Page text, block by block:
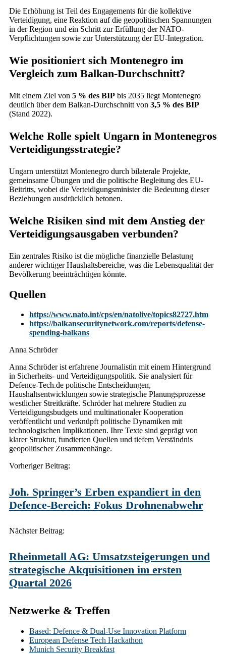
Die Erhöhung ist Teil des Engagements für die kollektive
Verteidigung, eine Reaktion auf die geopolitischen Spannungen
in der Region und ein Schritt zur Erfüllung der NATO-
Verpflichtungen sowie zur Unterstützung der EU-Integration.
Wie positioniert sich Montenegro im
Vergleich zum Balkan-Durchschnitt?
Mit einem Ziel von 5 % des BIP bis 2035 liegt Montenegro
deutlich über dem Balkan-Durchschnitt von 3,5 % des BIP
(Stand 2022).
Welche Rolle spielt Ungarn in Montenegros
Verteidigungsstrategie?
Ungarn unterstützt Montenegro durch bilaterale Projekte,
gemeinsame Übungen und die politische Begleitung des EU-
Beitritts, wobei die Verteidigungsminister die Bedeutung dieser
Beziehungen ausdrücklich betonen.
Welche Risiken sind mit dem Anstieg der
Verteidigungsausgaben verbunden?
Ein zentrales Risiko ist die mögliche finanzielle Belastung
anderer wichtiger Haushaltsbereiche, was die Lebensqualität der
Bevölkerung beeinträchtigen könnte.
Quellen
https://www.nato.int/cps/en/natolive/topics82727.htm
https://balkansecuritynetwork.com/reports/defense-
spending-balkans
Anna Schröder
Anna Schröder ist erfahrene Journalistin mit einem Hintergrund
in Sicherheits- und Verteidigungspolitik. Sie analysiert für
Defence-Tech.de politische Entscheidungen,
Haushaltsentwicklungen sowie strategische Planungsprozesse
westlicher Streitkräfte. Schröder hat mehrere Studien zu
Verteidigungsbudgets und multinationaler Kooperation
veröffentlicht und verknüpft politische Dynamiken mit
technologischen Implikationen. Ihre Texte sind geprägt von
klarer Struktur, fundierten Quellen und tiefem Verständnis
geopolitischer Zusammenhänge.
Post
Vorheriger Beitrag:
Joh. Springer’s Erben expandiert in den
Defence-Bereich: Fokus Drohnenabwehr
Nächster Beitrag:
Rheinmetall AG: Umsatzsteigerungen und
strategische Akquisitionen im ersten
Quartal 2026
Netzwerke & Treffen
Based: Defence & Dual-Use Innovation Platform
European Defense Tech Hackathon
Munich Security Breakfast